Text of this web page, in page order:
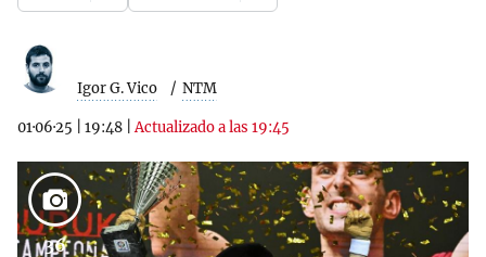
Igor G. Vico NTM
01·06·25 19:48 |Actualizado a las 19:45
36